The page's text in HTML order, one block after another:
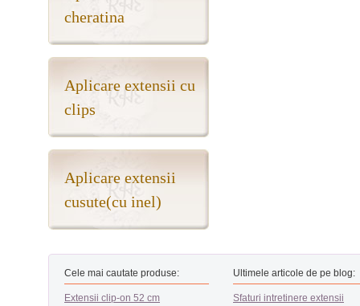
cheratina
Aplicare extensii cu
clips
Aplicare extensii
cusute(cu inel)
Cele mai cautate produse:
Extensii clip-on 52 cm
Ultimele articole de pe blog:
Sfaturi intretinere extensii